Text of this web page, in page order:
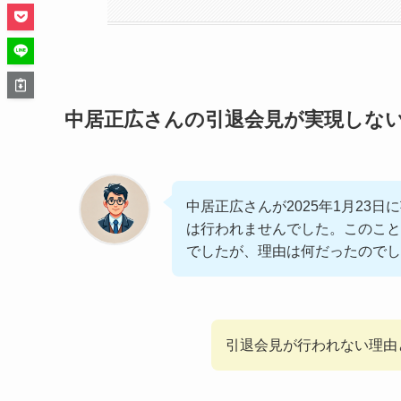
中居正広さんの引退会見が実現しな
中居正広さんが2025年1月23日
は行われませんでした。このこ
でしたが、理由は何だったので
引退会見が行われない理